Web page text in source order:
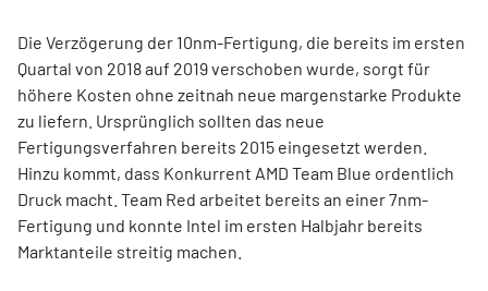
Die Verzögerung der 10nm-Fertigung, die bereits im ersten
Quartal von 2018 auf 2019 verschoben wurde, sorgt für
höhere Kosten ohne zeitnah neue margenstarke Produkte
zu liefern. Ursprünglich sollten das neue
Fertigungsverfahren bereits 2015 eingesetzt werden.
Hinzu kommt, dass Konkurrent AMD Team Blue ordentlich
Druck macht. Team Red arbeitet bereits an einer 7nm-
Fertigung und konnte Intel im ersten Halbjahr bereits
Marktanteile streitig machen.